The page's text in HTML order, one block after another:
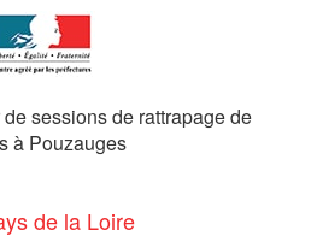
sessions de rattrapage de
à Pouzauges
de la Loire